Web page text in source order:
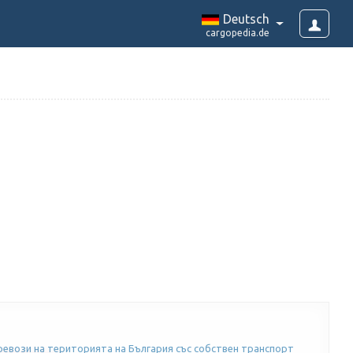
Deutsch
cargopedia.de
на територията на България със собствен транспорт